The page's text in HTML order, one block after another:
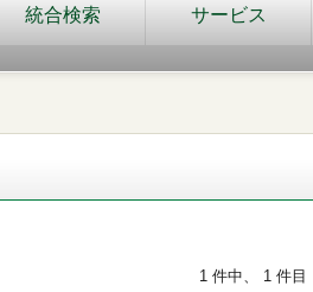
統合検索
サービス
1 件中、 1 件目